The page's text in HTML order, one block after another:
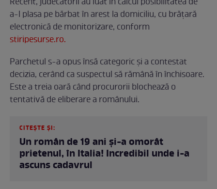
a-l plasa pe bărbat în arest la domiciliu, cu brățară
electronică de monitorizare, conform
stiripesurse.ro.
Parchetul s-a opus însă categoric și a contestat
decizia, cerând ca suspectul să rămână în închisoare.
Este a treia oară când procurorii blochează o
tentativă de eliberare a românului.
CITEȘTE ȘI:
Un român de 19 ani și-a omorât
prietenul, în Italia! Incredibil unde i-a
ascuns cadavrul